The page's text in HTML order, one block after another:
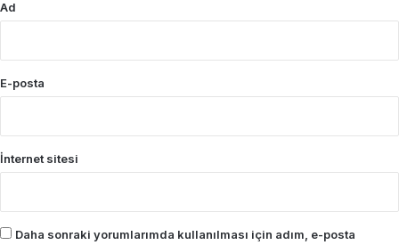
Ad
E-posta
İnternet sitesi
Daha sonraki yorumlarımda kullanılması için adım, e-posta